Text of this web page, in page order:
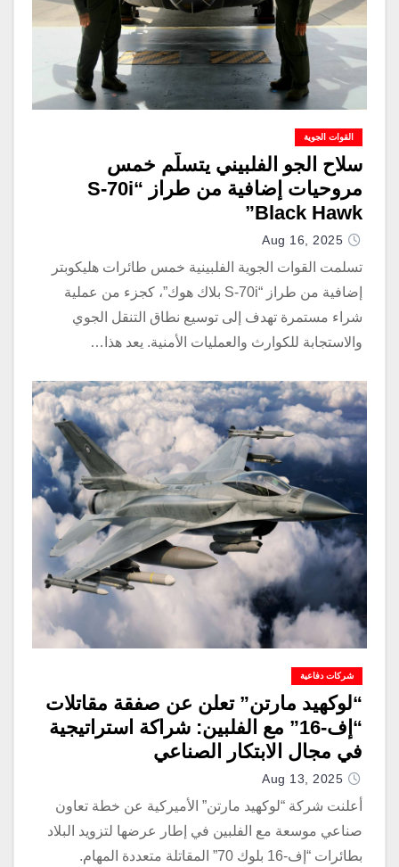
القوات الجوية
سلاح الجو الفلبيني يتسلّم خمس
مروحيات إضافية من طراز “S-70i
Black Hawk”
Aug 16, 2025
تسلمت القوات الجوية الفلبينية خمس طائرات هليكوبتر
إضافية من طراز “S-70i بلاك هوك”، كجزء من عملية
شراء مستمرة تهدف إلى توسيع نطاق التنقل الجوي
والاستجابة للكوارث والعمليات الأمنية. يعد هذا…
شركات دفاعية
“لوكهيد مارتن” تعلن عن صفقة مقاتلات
“إف-16” مع الفلبين: شراكة استراتيجية
في مجال الابتكار الصناعي
Aug 13, 2025
أعلنت شركة “لوكهيد مارتن” الأميركية عن خطة تعاون
صناعي موسعة مع الفلبين في إطار عرضها لتزويد البلاد
بطائرات “إف-16 بلوك 70” المقاتلة متعددة المهام.